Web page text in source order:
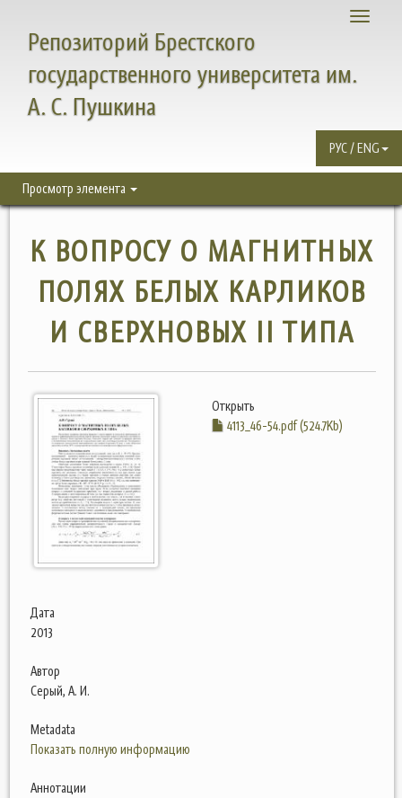
Toggle
Репозиторий Брестского
государственного университета им.
А. С. Пушкина
РУС / ENG
Просмотр элемента
К ВОПРОСУ О МАГНИТНЫХ
ПОЛЯХ БЕЛЫХ КАРЛИКОВ
И СВЕРХНОВЫХ II ТИПА
Открыть
4113_46-54.pdf (524.7Kb)
Дата
2013
Автор
Серый, А. И.
Metadata
Показать полную информацию
Аннотации